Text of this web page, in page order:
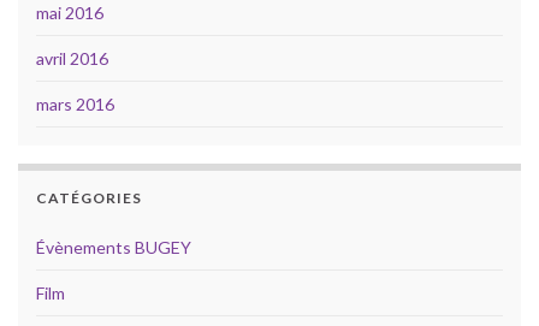
mai 2016
avril 2016
mars 2016
CATÉGORIES
Évènements BUGEY
Film